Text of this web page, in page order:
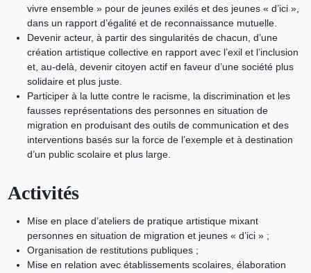
vivre ensemble » pour de jeunes exilés et des jeunes « d’ici »,
dans un rapport d’égalité et de reconnaissance mutuelle.
Devenir acteur, à partir des singularités de chacun, d’une
création artistique collective en rapport avec l’exil et l’inclusion
et, au-delà, devenir citoyen actif en faveur d’une société plus
solidaire et plus juste.
Participer à la lutte contre le racisme, la discrimination et les
fausses représentations des personnes en situation de
migration en produisant des outils de communication et des
interventions basés sur la force de l’exemple et à destination
d’un public scolaire et plus large.
Activités
Mise en place d’ateliers de pratique artistique mixant
personnes en situation de migration et jeunes « d’ici » ;
Organisation de restitutions publiques ;
Mise en relation avec établissements scolaires, élaboration